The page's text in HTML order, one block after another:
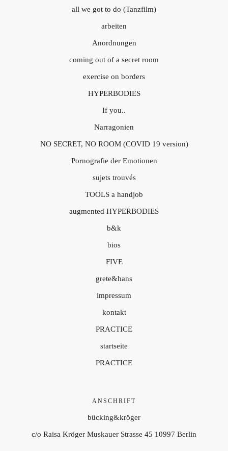
all we got to do (Tanzfilm)
arbeiten
Anordnungen
coming out of a secret room
exercise on borders
HYPERBODIES
If you..
Narragonien
NO SECRET, NO ROOM (COVID 19 version)
Pornografie der Emotionen
sujets trouvés
TOOLS a handjob
augmented HYPERBODIES
b&k
bios
FIVE
grete&hans
impressum
kontakt
PRACTICE
startseite
PRACTICE
ANSCHRIFT
bücking&kröger
c/o Raisa Kröger Muskauer Strasse 45 10997 Berlin